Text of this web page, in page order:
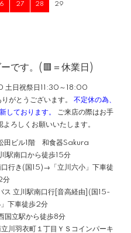
27 28 29
です。(🟥＝休業日)
土日祝祭日11:30～18:00
がとうございます。 不定休の為、
しております。
ご来店の際はお手
ろしくお願いいたします。
田ビル1階 和食器Sakura
駅南口から徒歩15分
行き(国15)→「立川六小」下車徒
分
立川駅南口行[音高経由](国15-
下車徒歩2分
立駅から徒歩8分
川羽衣町１丁目ＹＳコインパーキ